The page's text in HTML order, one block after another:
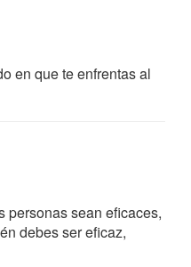
en que te enfrentas al
personas sean eficaces,
debes ser eficaz,